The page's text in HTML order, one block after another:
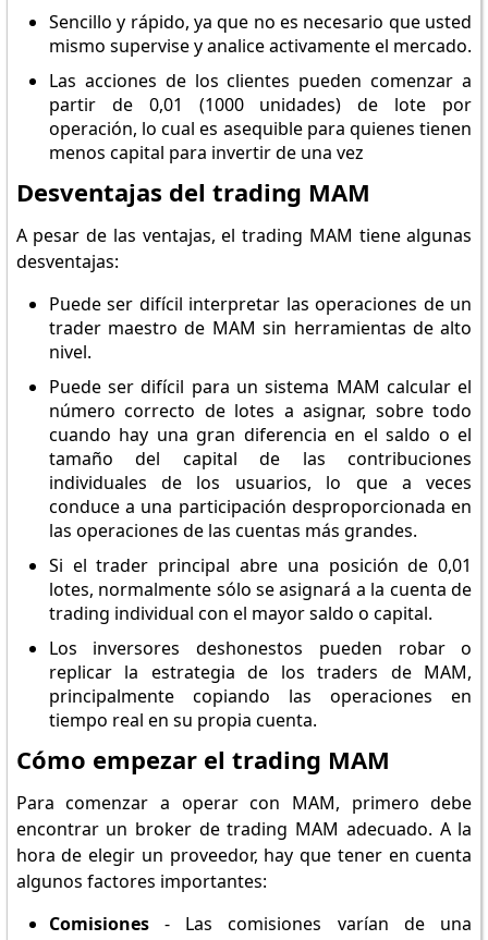
Sencillo y rápido, ya que no es necesario que usted
mismo supervise y analice activamente el mercado.
Las acciones de los clientes pueden comenzar a
partir de 0,01 (1000 unidades) de lote por
operación, lo cual es asequible para quienes tienen
menos capital para invertir de una vez
Desventajas del trading MAM
A pesar de las ventajas, el trading MAM tiene algunas
desventajas:
Puede ser difícil interpretar las operaciones de un
trader maestro de MAM sin herramientas de alto
nivel.
Puede ser difícil para un sistema MAM calcular el
número correcto de lotes a asignar, sobre todo
cuando hay una gran diferencia en el saldo o el
tamaño del capital de las contribuciones
individuales de los usuarios, lo que a veces
conduce a una participación desproporcionada en
las operaciones de las cuentas más grandes.
Si el trader principal abre una posición de 0,01
lotes, normalmente sólo se asignará a la cuenta de
trading individual con el mayor saldo o capital.
Los inversores deshonestos pueden robar o
replicar la estrategia de los traders de MAM,
principalmente copiando las operaciones en
tiempo real en su propia cuenta.
Cómo empezar el trading MAM
Para comenzar a operar con MAM, primero debe
encontrar un broker de trading MAM adecuado. A la
hora de elegir un proveedor, hay que tener en cuenta
algunos factores importantes:
Comisiones- Las comisiones varían de una